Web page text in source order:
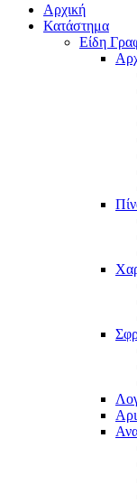
Αρχική
Κατάστημα
Είδη